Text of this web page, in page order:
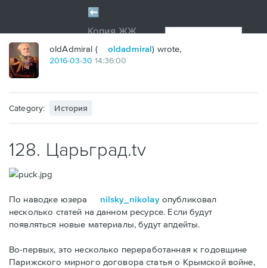
oldAdmiral ( oldadmiral) wrote,
2016-03-30 14:36:00
Category: История
128. Царьград.tv
По наводке юзера nilsky_nikolayопубликовал
несколько статей на данном ресурсе. Если будут
появляться новые материалы, будут апдейты.
Во-первых, это несколько переработанная к годовщине
Парижского мирного договора статья о Крымской войне,